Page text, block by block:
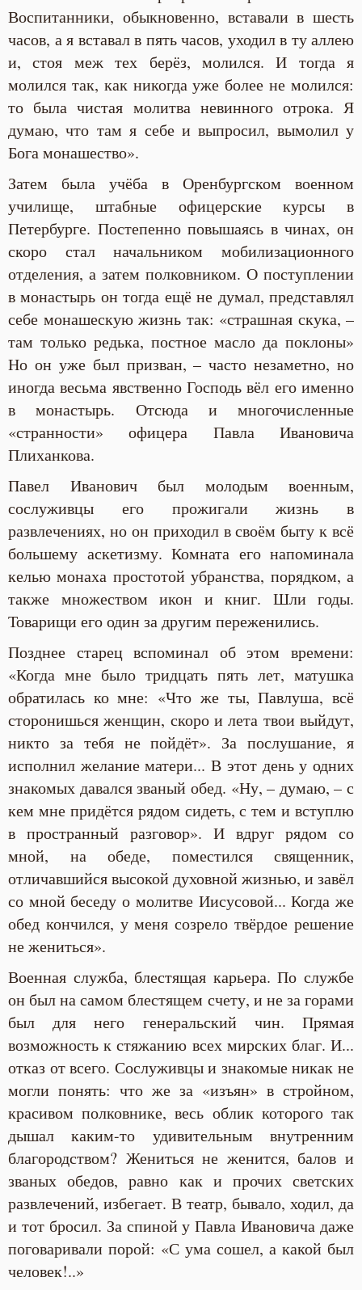
Воспитанники, обыкновенно, вставали в шесть
часов, а я вставал в пять часов, уходил в ту аллею
и, стоя меж тех берёз, молился. И тогда я
молился так, как никогда уже более не молился:
то была чистая молитва невинного отрока. Я
думаю, что там я себе и выпросил, вымолил у
Бога монашество».
Затем была учёба в Оренбургском военном
училище, штабные офицерские курсы в
Петербурге. Постепенно повышаясь в чинах, он
скоро стал начальником мобилизационного
отделения, а затем полковником. О поступлении
в монастырь он тогда ещё не думал, представлял
себе монашескую жизнь так: «страшная скука, –
там только редька, постное масло да поклоны»
Но он уже был призван, – часто незаметно, но
иногда весьма явственно Господь вёл его именно
в монастырь. Отсюда и многочисленные
«странности» офицера Павла Ивановича
Плиханкова.
Павел Иванович был молодым военным,
сослуживцы его прожигали жизнь в
развлечениях, но он приходил в своём быту к всё
большему аскетизму. Комната его напоминала
келью монаха простотой убранства, порядком, а
также множеством икон и книг. Шли годы.
Товарищи его один за другим переженились.
Позднее старец вспоминал об этом времени:
«Когда мне было тридцать пять лет, матушка
обратилась ко мне: «Что же ты, Павлуша, всё
сторонишься женщин, скоро и лета твои выйдут,
никто за тебя не пойдёт». За послушание, я
исполнил желание матери... В этот день у одних
знакомых давался званый обед. «Ну, – думаю, – с
кем мне придётся рядом сидеть, с тем и вступлю
в пространный разговор». И вдруг рядом со
мной, на обеде, поместился священник,
отличавшийся высокой духовной жизнью, и завёл
со мной беседу о молитве Иисусовой... Когда же
обед кончился, у меня созрело твёрдое решение
не жениться».
Военная служба, блестящая карьера. По службе
он был на самом блестящем счету, и не за горами
был для него генеральский чин. Прямая
возможность к стяжанию всех мирских благ. И...
отказ от всего. Сослуживцы и знакомые никак не
могли понять: что же за «изъян» в стройном,
красивом полковнике, весь облик которого так
дышал каким-то удивительным внутренним
благородством? Жениться не женится, балов и
званых обедов, равно как и прочих светских
развлечений, избегает. В театр, бывало, ходил, да
и тот бросил. За спиной у Павла Ивановича даже
поговаривали порой: «С ума сошел, а какой был
человек!..»